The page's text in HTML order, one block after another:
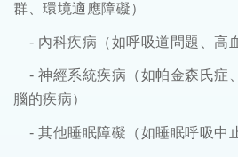
群、環境適應障礙）
- 內科疾病（如呼吸道問題、高
-神經系統疾病（如帕金森氏症
腦的疾病）
-其他睡眠障礙（如睡眠呼吸中